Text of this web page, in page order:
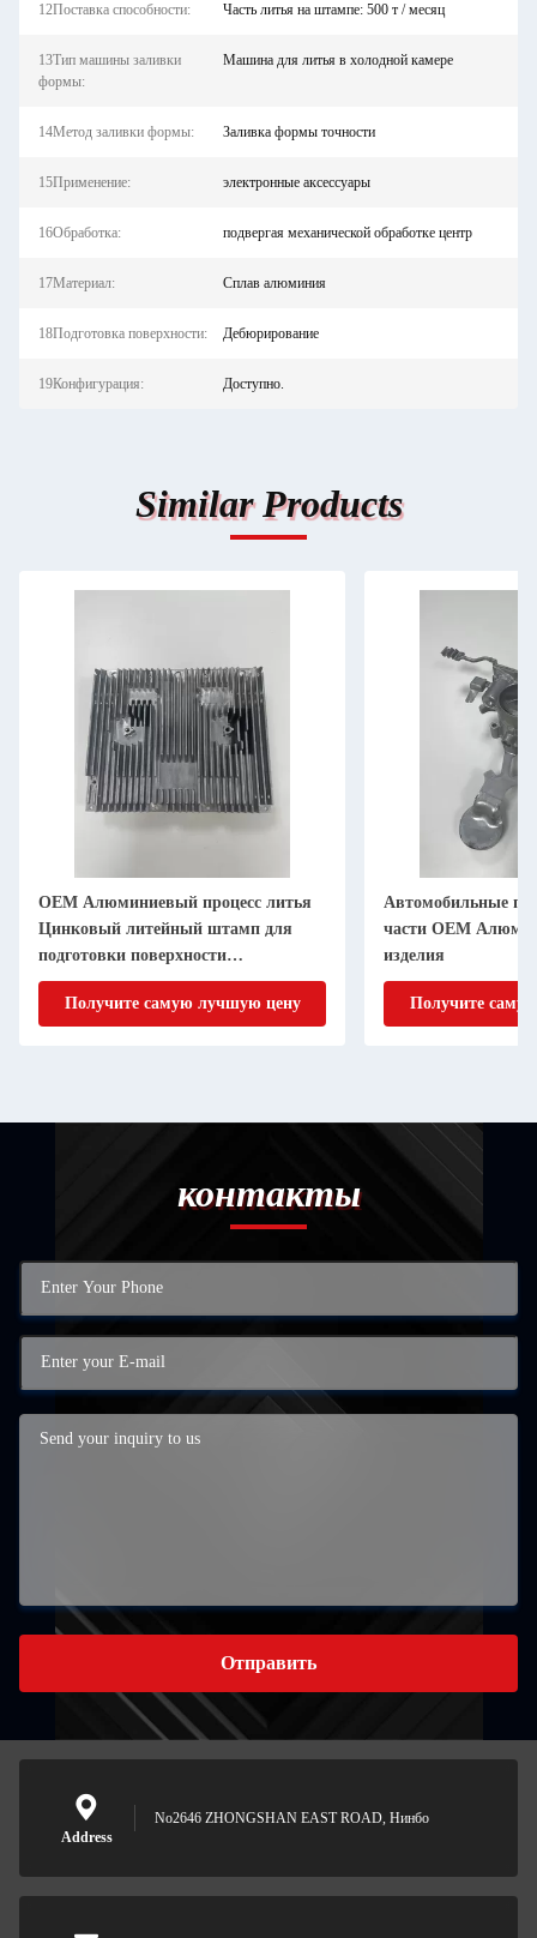
12Поставка способности: Часть литья на штампе: 500 т / месяц
13Тип машины заливки
формы:
Машина для литья в холодной камере
14Метод заливки формы: Заливка формы точности
15Применение: электронные аксессуары
16Обработка: подвергая механической обработке центр
17Материал: Сплав алюминия
18Подготовка поверхности: Дебюрирование
19Конфигурация: Доступно.
Similar Products
OEM Алюминиевый процесс литья
Цинковый литейный штамп для
подготовки поверхности
дебуррирования
Получите самую лучшую цену
Автомобильные
части OEM
изделия
Получите
контакты
Отправить
Address
No2646 ZHONGSHAN EAST ROAD, Нинбо